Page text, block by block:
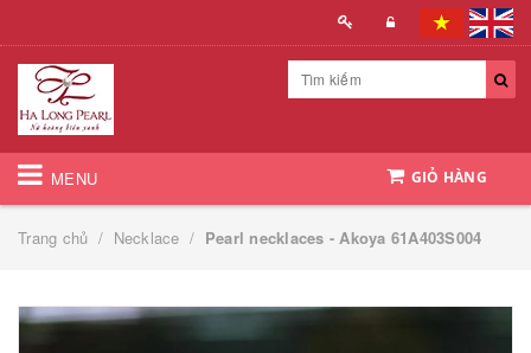
MENU GIỎ HÀNG
Trang chủ / Necklace / Pearl necklaces - Akoya 61A403S004